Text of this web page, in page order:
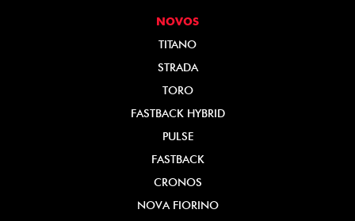
NOVOS
TITANO
STRADA
TORO
FASTBACK HYBRID
PULSE
FASTBACK
CRONOS
NOVA FIORINO